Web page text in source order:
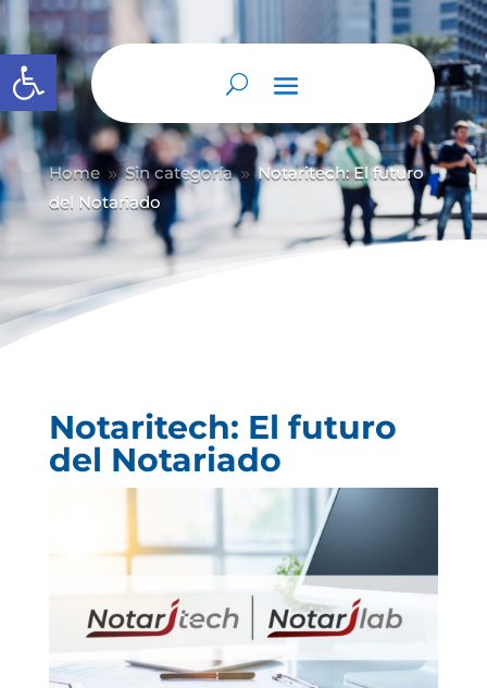
Abrir barra de herramientas
Home 9 Sin categoría 9 Notaritech: El futuro
del Notariado
Notaritech: El futuro
del Notariado